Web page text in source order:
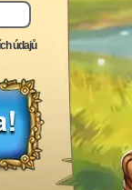
údajů